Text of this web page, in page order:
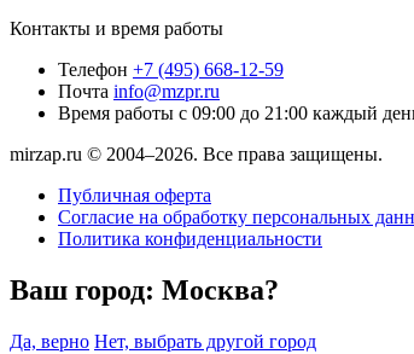
Контакты и время работы
Телефон +7 (495) 668-12-59
Почта info@mzpr.ru
Время работы с 09:00 до 21:00 каждый
mirzap.ru © 2004–2026. Все права защищены.
Публичная оферта
Согласие на обработку персональных
Политика конфиденциальности
Ваш город: Москва?
Да, верно Нет, выбрать другой город